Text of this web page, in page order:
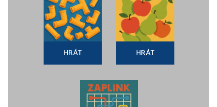
HRÁT HRÁT